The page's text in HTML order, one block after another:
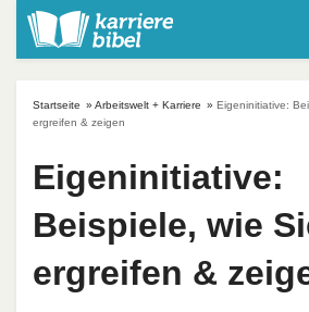
Startseite » Arbeitswelt + Karriere » Eigeninitiative:
ergreifen & zeigen
Eigeninitiative:
Beispiele, wie
ergreifen &